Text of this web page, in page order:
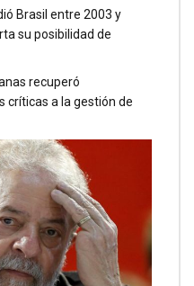
Brasil entre 2003 y
su posibilidad de
recuperó
críticas a la gestión de